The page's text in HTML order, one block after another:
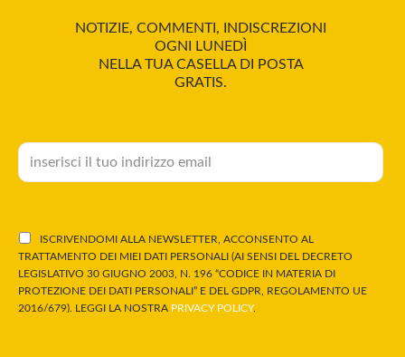
NOTIZIE, COMMENTI, INDISCREZIONI
OGNI LUNEDÌ
NELLA TUA CASELLA DI POSTA
GRATIS.
ISCRIVENDOMI ALLA NEWSLETTER, ACCONSENTO AL
TRATTAMENTO DEI MIEI DATI PERSONALI (AI SENSI DEL DECRETO
LEGISLATIVO 30 GIUGNO 2003, N. 196 “CODICE IN MATERIA DI
PROTEZIONE DEI DATI PERSONALI” E DEL GDPR, REGOLAMENTO UE
2016/679). LEGGI LA NOSTRA PRIVACY POLICY.